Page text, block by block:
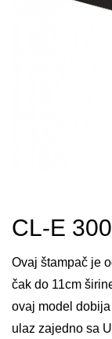
CL-E 300
Ovaj štampač je
čak do 11cm
ovaj model
ulaz zajedno sa